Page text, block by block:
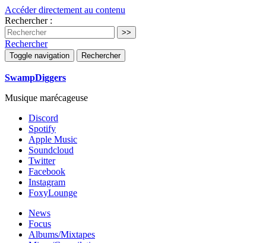
Accéder directement au contenu
Rechercher :
Rechercher
Toggle navigation Rechercher
SwampDiggers
Musique marécageuse
Discord
Spotify
Apple Music
Soundcloud
Twitter
Facebook
Instagram
FoxyLounge
News
Focus
Albums/Mixtapes